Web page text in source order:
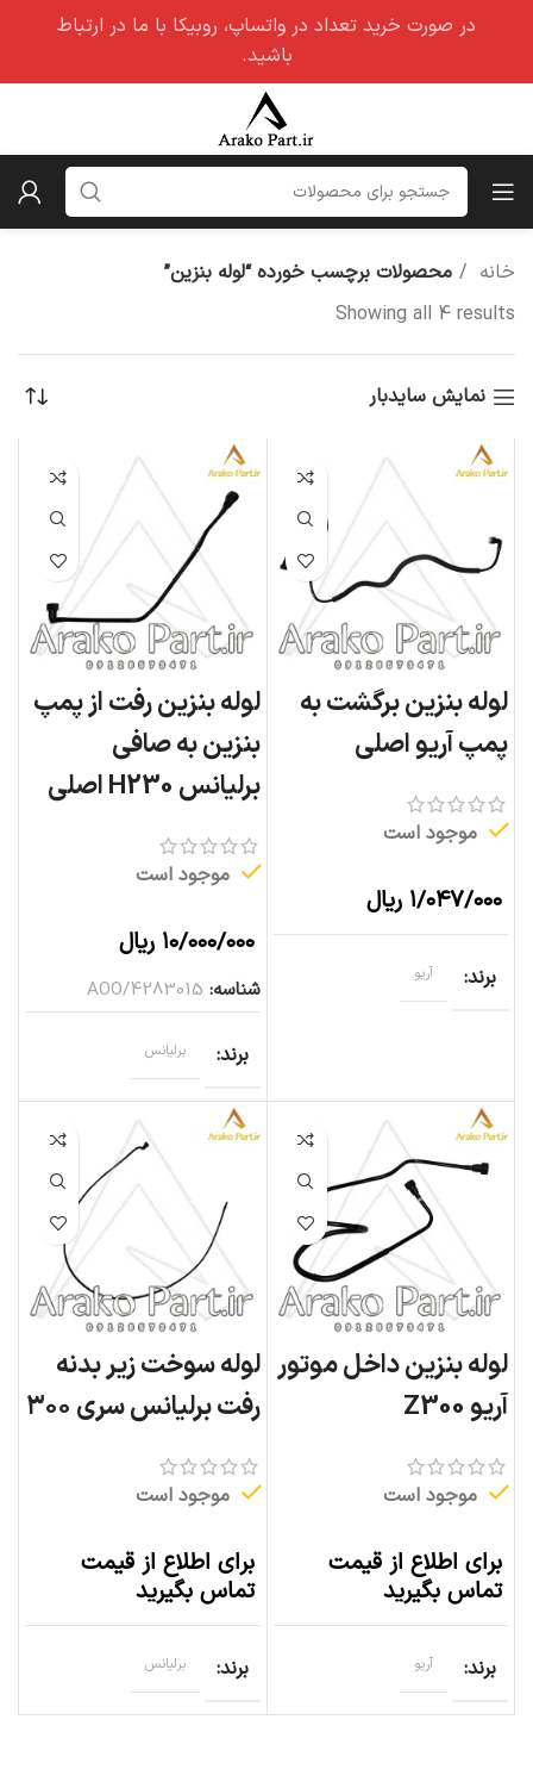
خانه
محصولات برچسب خورده “لوله بنزین”
Showing all 4 results
نمایش سایدبار
لوله بنزین برگشت به
پمپ آریو اصلی
موجود است
۱/۰۴۷/۰۰۰ ریال
برند آریو
لوله بنزین رفت از پمپ
بنزین به صافی
برلیانس H230 اصلی
موجود است
۱۰/۰۰۰/۰۰۰ ریال
شناسه: 4283015/AOO
برند برلیانس
لوله بنزین داخل موتور
آریو Z300
موجود است
برای اطلاع از قیمت
تماس بگیرید
برند آریو
لوله سوخت زیر بدنه
رفت برلیانس سری ۳۰۰
موجود است
برای اطلاع از قیمت
تماس بگیرید
برند برلیانس
در صورت خرید تعداد در واتساپ، روبیکا با ما در ارتباط
باشید.